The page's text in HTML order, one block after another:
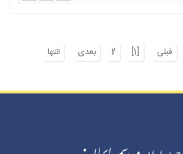
قبلی [1]
2 بعدی انتها